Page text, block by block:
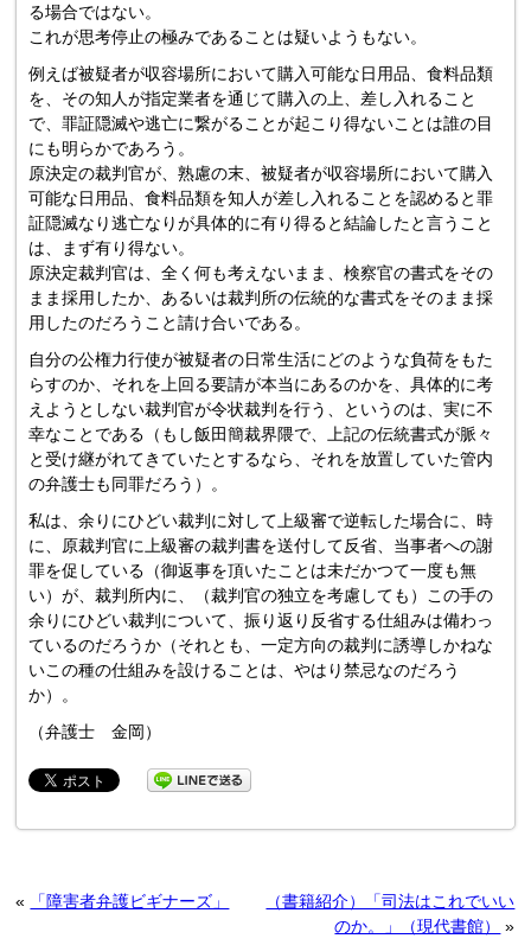
る場合ではない。
これが思考停止の極みであることは疑いようもない。
例えば被疑者が収容場所において購入可能な日用品、食料品類
を、その知人が指定業者を通じて購入の上、差し入れること
で、罪証隠滅や逃亡に繋がることが起こり得ないことは誰の目
にも明らかであろう。
原決定の裁判官が、熟慮の末、被疑者が収容場所において購入
可能な日用品、食料品類を知人が差し入れることを認めると罪
証隠滅なり逃亡なりが具体的に有り得ると結論したと言うこと
は、まず有り得ない。
原決定裁判官は、全く何も考えないまま、検察官の書式をその
まま採用したか、あるいは裁判所の伝統的な書式をそのまま採
用したのだろうこと請け合いである。
自分の公権力行使が被疑者の日常生活にどのような負荷をもた
らすのか、それを上回る要請が本当にあるのかを、具体的に考
えようとしない裁判官が令状裁判を行う、というのは、実に不
幸なことである（もし飯田簡裁界隈で、上記の伝統書式が脈々
と受け継がれてきていたとするなら、それを放置していた管内
の弁護士も同罪だろう）。
私は、余りにひどい裁判に対して上級審で逆転した場合に、時
に、原裁判官に上級審の裁判書を送付して反省、当事者への謝
罪を促している（御返事を頂いたことは未だかつて一度も無
い）が、裁判所内に、（裁判官の独立を考慮しても）この手の
余りにひどい裁判について、振り返り反省する仕組みは備わっ
ているのだろうか（それとも、一定方向の裁判に誘導しかねな
いこの種の仕組みを設けることは、やはり禁忌なのだろう
か）。
（弁護士 金岡）
« 「障害者弁護ビギナーズ」
（書籍紹介）「司法はこれでいい
のか。」（現代書館）
»